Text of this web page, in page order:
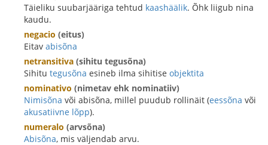
Täieliku suubarjääriga tehtud kaashäälik. Õhk liigub nina
kaudu.
negacio (eitus)
Eitav abisõna
netransitiva (sihitu tegusõna)
Sihitu tegusõna esineb ilma sihitise objektita
nominativo (nimetav ehk nominatiiv)
Nimisõna või abisõna, millel puudub rollinäit (eessõna või
akusatiivne lõpp).
numeralo (arvsõna)
Abisõna, mis väljendab arvu.